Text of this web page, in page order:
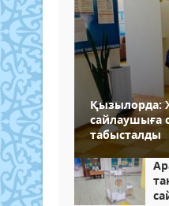
Қызылорда:
сайлаушыға
табысталды